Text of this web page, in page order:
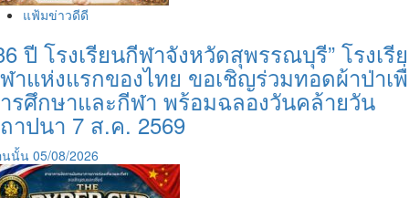
แฟ้มข่าวดีดี
ปี โรงเรียนกีฬาจังหวัดสุพรรณบุรี” โรงเรี
าแห่งแรกของไทย ขอเชิญร่วมทอดผ้าป่าเ
รศึกษาและกีฬา พร้อมฉลองวันคล้ายวัน
าปนา 7 ส.ค. 2569
นนั้น 05/08/2026